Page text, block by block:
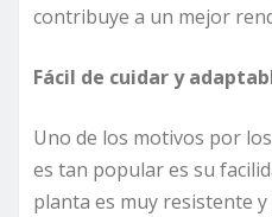
contribuye a un mejor
Fácil de cuidar y
Uno de los motivos por
es tan popular es su
planta es muy resistente